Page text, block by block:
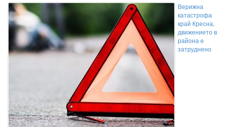
Верижна
катастрофа
край Кресна,
движението в
района е
затруднено